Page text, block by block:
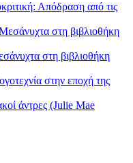
Απόδραση από τις
στη βιβλιοθήκη
στη βιβλιοθήκη
στην εποχή της
άντρες (Julie Mae